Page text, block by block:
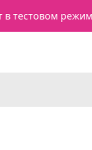
режиме.